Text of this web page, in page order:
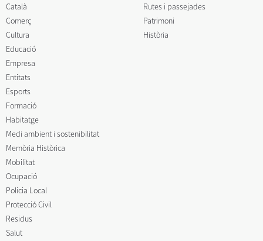
Català
Comerç
Cultura
Educació
Empresa
Entitats
Esports
Formació
Habitatge
Medi ambient i sostenibilitat
Memòria Històrica
Mobilitat
Ocupació
Policia Local
Protecció Civil
Residus
Salut
Rutes i passejades
Patrimoni
Història